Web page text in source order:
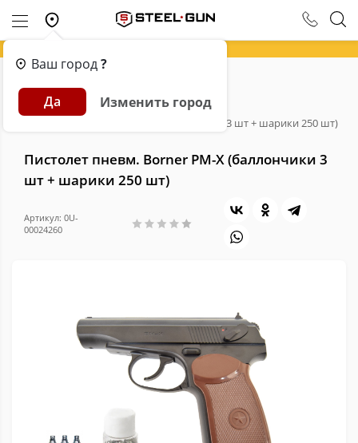
Ваш город?
Да Изменить город
Главная Каталог
Пневматические пистолеты
Пистолет пневм. Borner PM-X (баллончики 3 шт + шарики 250 шт)
Пистолет пневм. Borner PM-X (баллончики 3
шт + шарики 250 шт)
Артикул: 0U-
00024260